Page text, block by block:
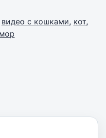
видео с кошками, кот,